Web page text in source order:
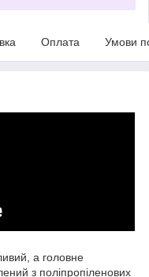
Оплата Умови
а головне
з поліпропіленових